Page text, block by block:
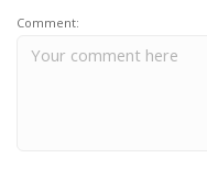
Comment: